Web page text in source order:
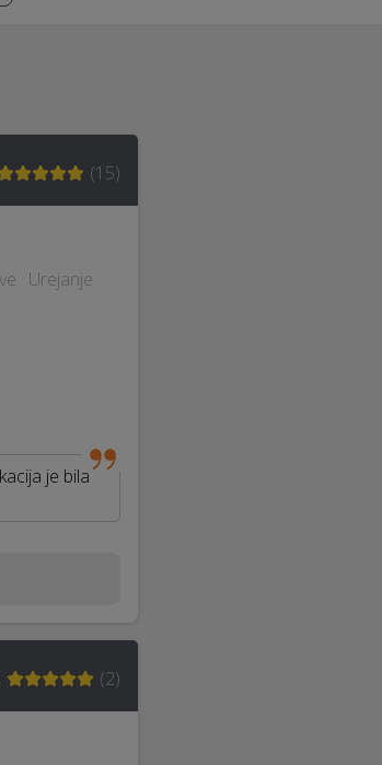
(15)
· Urejanje
je bila
(2)